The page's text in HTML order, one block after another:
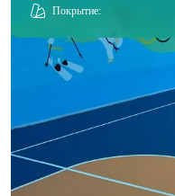
Покрытие: